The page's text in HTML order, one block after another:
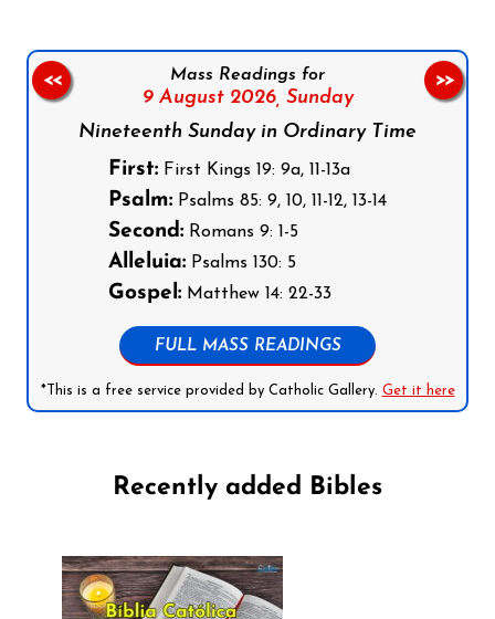
Mass Readings for
9 August 2026, Sunday
Nineteenth Sunday in Ordinary Time
First: First Kings 19: 9a, 11-13a
Psalm: Psalms 85: 9, 10, 11-12, 13-14
Second: Romans 9: 1-5
Alleluia: Psalms 130: 5
Gospel: Matthew 14: 22-33
FULL MASS READINGS
*This is a free service provided by Catholic Gallery. Get it here
<< >>
Recently added Bibles